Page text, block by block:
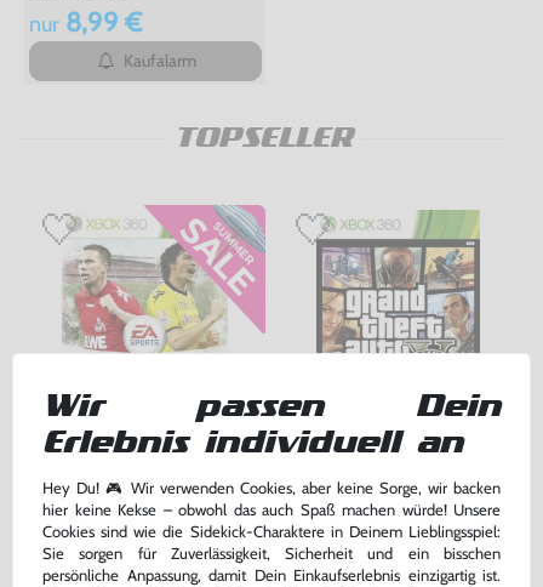
nur8,99 €
Kaufalarm
TOPSELLER
DE/EN, mit OVP, gebraucht
-93% bisher 5,99 €
jetzt nur0,40 € nur7,99 €
Wir passen Dein
Erlebnis individuell an
Hey Du! 🎮 Wir verwenden Cookies, aber keine Sorge, wir backen
hier keine Kekse – obwohl das auch Spaß machen würde! Unsere
Cookies sind wie die Sidekick-Charaktere in Deinem Lieblingsspiel:
Sie sorgen für Zuverlässigkeit, Sicherheit und ein bisschen
persönliche Anpassung, damit Dein Einkaufserlebnis einzigartig ist.